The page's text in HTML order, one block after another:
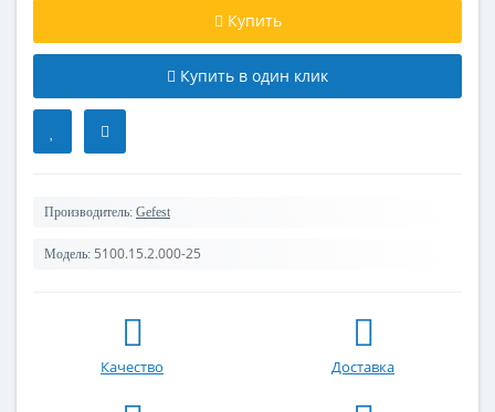
Купить
Купить в один клик
Производитель: Gefest
Модель: 5100.15.2.000-25
Качество Доставка